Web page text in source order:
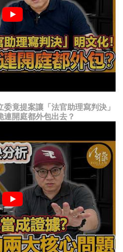
竟提案讓「法官助理寫判決」
連開庭都外包出去？